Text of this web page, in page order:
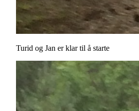
Turid og Jan er klar til å starte